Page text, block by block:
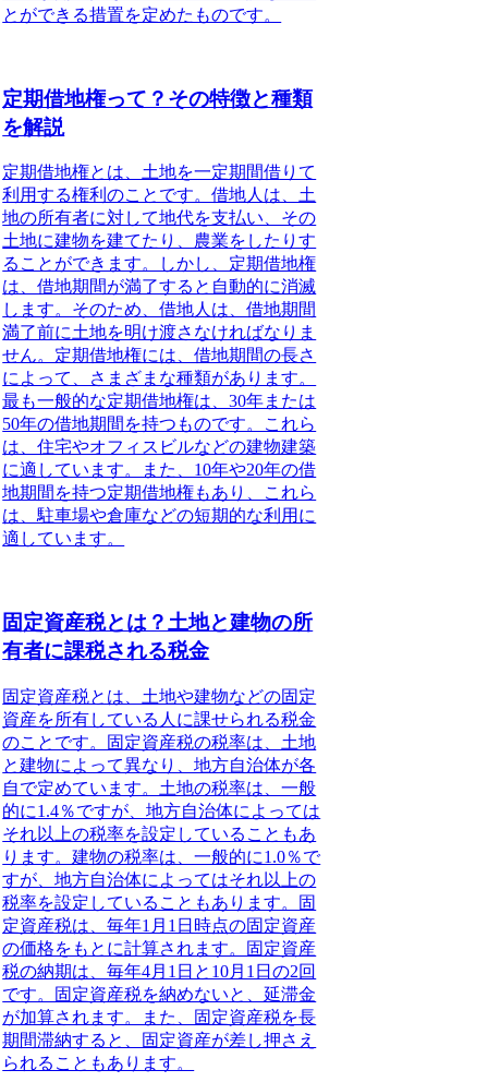
とができる措置を定めたものです。
定期借地権って？その特徴と種類
を解説
定期借地権とは、土地を一定期間借りて
利用する権利のことです。借地人は、土
地の所有者に対して地代を支払い、その
土地に建物を建てたり、農業をしたりす
ることができます。しかし、定期借地権
は、借地期間が満了すると自動的に消滅
します。そのため、借地人は、借地期間
満了前に土地を明け渡さなければなりま
せん。定期借地権には、借地期間の長さ
によって、さまざまな種類があります。
最も一般的な定期借地権は、30年または
50年の借地期間を持つものです。これら
は、住宅やオフィスビルなどの建物建築
に適しています。また、10年や20年の借
地期間を持つ定期借地権もあり、これら
は、駐車場や倉庫などの短期的な利用に
適しています。
固定資産税とは？土地と建物の所
有者に課税される税金
固定資産税とは、土地や建物などの固定
資産を所有している人に課せられる税金
のことです。固定資産税の税率は、土地
と建物によって異なり、地方自治体が各
自で定めています。土地の税率は、一般
的に1.4％ですが、地方自治体によっては
それ以上の税率を設定していることもあ
ります。建物の税率は、一般的に1.0％で
すが、地方自治体によってはそれ以上の
税率を設定していることもあります。固
定資産税は、毎年1月1日時点の固定資産
の価格をもとに計算されます。固定資産
税の納期は、毎年4月1日と10月1日の2回
です。固定資産税を納めないと、延滞金
が加算されます。また、固定資産税を長
期間滞納すると、固定資産が差し押さえ
られることもあります。